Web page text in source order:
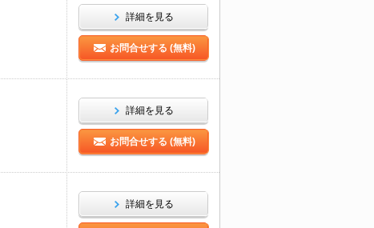
詳細を見る
お問合せする (無料)
詳細を見る
お問合せする (無料)
詳細を見る